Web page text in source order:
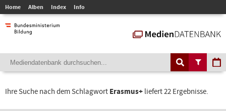
Home Alben Index Info
Ihre Suche nach dem Schlagwort Erasmus+ liefert 22 Ergebnisse.